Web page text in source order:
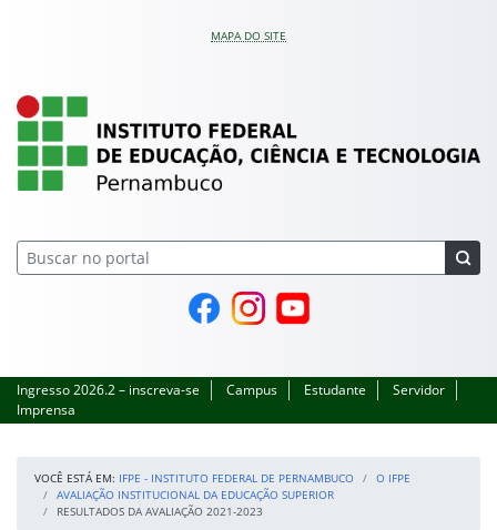
MAPA DO SITE
IFPE – Instituto
Página do Facebook
Perfil no Instagram
Canal no YouTube
Ingresso 2026.2 – inscreva-se Campus Estudante
Servidor
Imprensa
VOCÊ ESTÁ EM: IFPE - INSTITUTO FEDERAL DE PERNAMBUCO
O IFPE
AVALIAÇÃO INSTITUCIONAL DA EDUCAÇÃO SUPERIOR
RESULTADOS DA AVALIAÇÃO 2021-2023